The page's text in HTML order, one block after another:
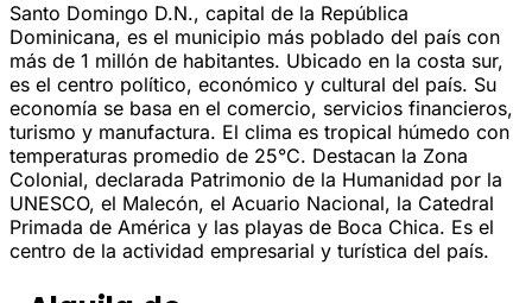
Santo Domingo D.N., capital de la República
Dominicana, es el municipio más poblado del país con
más de 1 millón de habitantes. Ubicado en la costa sur,
es el centro político, económico y cultural del país. Su
economía se basa en el comercio, servicios financieros,
turismo y manufactura. El clima es tropical húmedo con
temperaturas promedio de 25°C. Destacan la Zona
Colonial, declarada Patrimonio de la Humanidad por la
UNESCO, el Malecón, el Acuario Nacional, la Catedral
Primada de América y las playas de Boca Chica. Es el
centro de la actividad empresarial y turística del país.